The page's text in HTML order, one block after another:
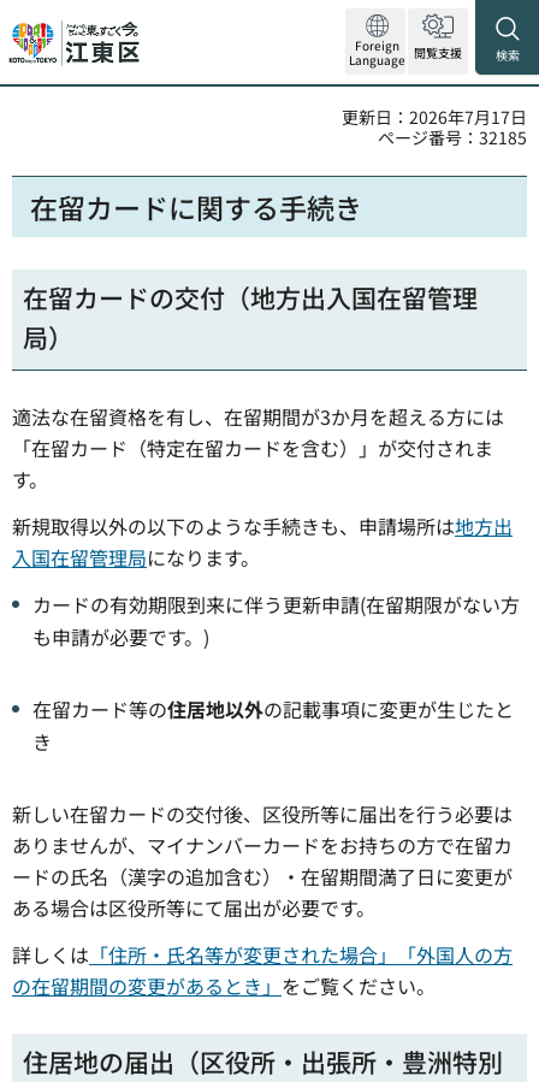
Foreign
Language 閲覧支援 検索
更新日：2026年7月17日
ページ番号：32185
在留カードに関する手続き
在留カードの交付（地方出入国在留管理
局）
適法な在留資格を有し、在留期間が3か月を超える方には
「在留カード（特定在留カードを含む）」が交付されま
す。
新規取得以外の以下のような手続きも、申請場所は地方出
入国在留管理局になります。
カードの有効期限到来に伴う更新申請(在留期限がない方
も申請が必要です。)
在留カード等の住居地以外の記載事項に変更が生じたと
き
新しい在留カードの交付後、区役所等に届出を行う必要は
ありませんが、マイナンバーカードをお持ちの方で在留カ
ードの氏名（漢字の追加含む）・在留期間満了日に変更が
ある場合は区役所等にて届出が必要です。
詳しくは 「住所・氏名等が変更された場合」「外国人の方
の在留期間の変更があるとき」 をご覧ください。
住居地の届出（区役所・出張所・豊洲特別